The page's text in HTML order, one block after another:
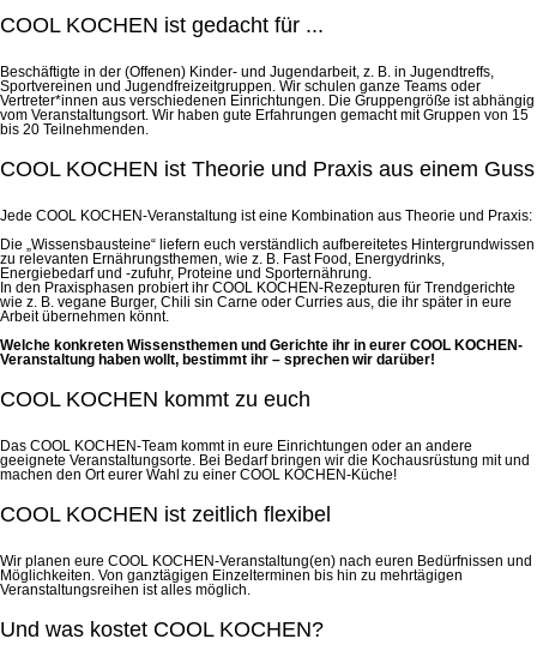
COOL KOCHEN ist gedacht für ...
Beschäftigte in der (Offenen) Kinder- und Jugendarbeit, z. B. in Jugendtreffs,
Sportvereinen und Jugendfreizeitgruppen. Wir schulen ganze Teams oder
Vertreter*innen aus verschiedenen Einrichtungen. Die Gruppengröße ist abhängig
vom Veranstaltungsort. Wir haben gute Erfahrungen gemacht mit Gruppen von 15
bis 20 Teilnehmenden.
COOL KOCHEN ist Theorie und Praxis aus einem Guss
Jede COOL KOCHEN-Veranstaltung ist eine Kombination aus Theorie und Praxis:
Die „Wissensbausteine“ liefern euch verständlich aufbereitetes Hintergrundwissen
zu relevanten Ernährungsthemen, wie z. B. Fast Food, Energydrinks,
Energiebedarf und -zufuhr, Proteine und Sporternährung.
In den Praxisphasen probiert ihr COOL KOCHEN-Rezepturen für Trendgerichte
wie z. B. vegane Burger, Chili sin Carne oder Curries aus, die ihr später in eure
Arbeit übernehmen könnt.
Welche konkreten Wissensthemen und Gerichte ihr in eurer COOL KOCHEN-
Veranstaltung haben wollt, bestimmt ihr – sprechen wir darüber!
COOL KOCHEN kommt zu euch
Das COOL KOCHEN-Team kommt in eure Einrichtungen oder an andere
geeignete Veranstaltungsorte. Bei Bedarf bringen wir die Kochausrüstung mit und
machen den Ort eurer Wahl zu einer COOL KOCHEN-Küche!
COOL KOCHEN ist zeitlich flexibel
Wir planen eure COOL KOCHEN-Veranstaltung(en) nach euren Bedürfnissen und
Möglichkeiten. Von ganztägigen Einzelterminen bis hin zu mehrtägigen
Veranstaltungsreihen ist alles möglich.
Und was kostet COOL KOCHEN?